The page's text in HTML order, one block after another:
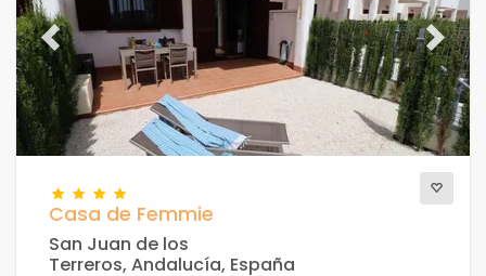
Previous Next
Casa de Femmie
San Juan de los
Terreros, Andalucía, España